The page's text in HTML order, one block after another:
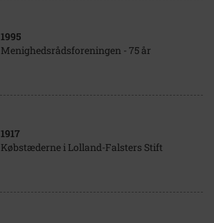
1995
Menighedsrådsforeningen - 75 år
1917
Købstæderne i Lolland-Falsters Stift